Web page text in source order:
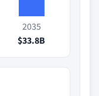
2035
$33.8B